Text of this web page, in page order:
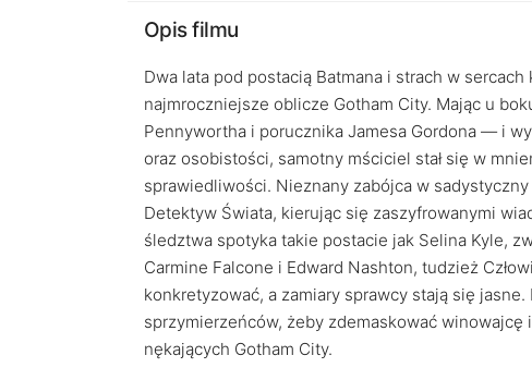
Opis filmu
Dwa lata pod postacią Batmana i strach w sercach
najmroczniejsze oblicze Gotham City. Mając u
Pennywortha i porucznika Jamesa Gordona — i
oraz osobistości, samotny mściciel stał się w
sprawiedliwości. Nieznany zabójca w
Detektyw Świata, kierując się zaszyfrowanymi
śledztwa spotyka takie postacie jak Selina Kyle,
Carmine Falcone i Edward Nashton, tudzież
konkretyzować, a zamiary sprawcy stają się
sprzymierzeńców, żeby zdemaskować winowajcę
nękających Gotham City.